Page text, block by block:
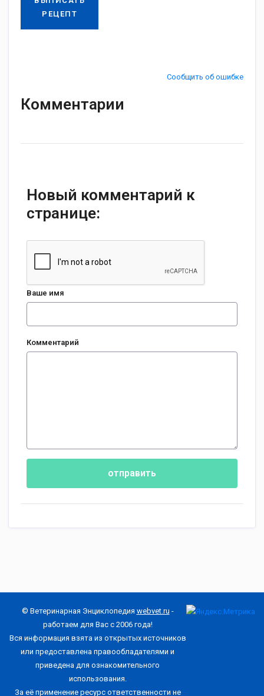
РЕЦЕПТ
Сообщить об ошибке
Комментарии
Новый комментарий к
странице:
Ваше имя
Комментарий
отправить
© Ветеринарная Энциклопедия webvet.ru -
работаем для Вас с 2006 года!
Вся информация взята из открытых источников
или предоставлена правообладателями и
приведена для ознакомительного
использования.
За её применение ресурс ответственности не